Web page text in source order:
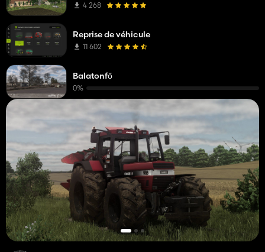
4 268
Reprise de véhicule
11 602
Balatonfő
0%